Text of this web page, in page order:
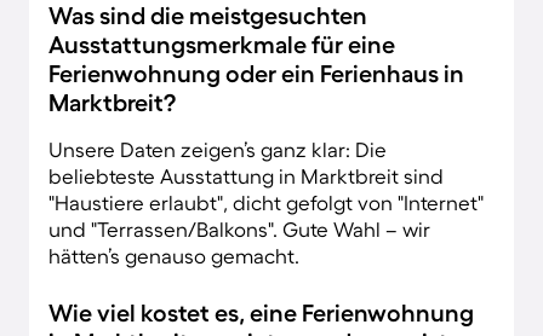
Was sind die meistgesuchten
Ausstattungsmerkmale für eine
Ferienwohnung oder ein Ferienhaus in
Marktbreit?
Unsere Daten zeigen’s ganz klar: Die
beliebteste Ausstattung in Marktbreit sind
"Haustiere erlaubt", dicht gefolgt von "Internet"
und "Terrassen/Balkons". Gute Wahl – wir
hätten’s genauso gemacht.
Wie viel kostet es, eine Ferienwohnung